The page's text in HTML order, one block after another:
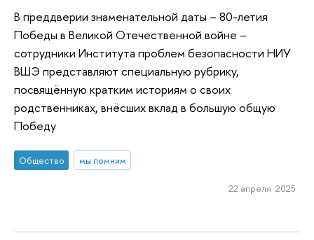
В преддверии знаменательной даты – 80-летия
Победы в Великой Отечественной войне –
сотрудники Института проблем безопасности НИУ
ВШЭ представляют специальную рубрику,
посвящённую кратким историям о своих
родственниках, внёсших вклад в большую общую
Победу
Общество мы помним
22 апреля 2025